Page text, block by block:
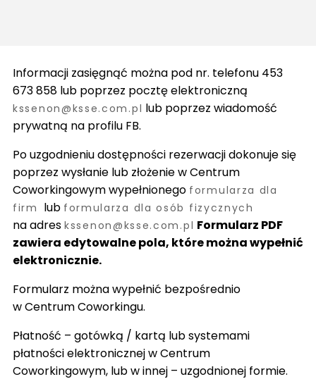
Informacji zasięgnąć można pod nr. telefonu 453
673 858 lub poprzez pocztę elektroniczną
kssenon@ksse.com.pl lub poprzez wiadomość
prywatną na profilu FB.
Po uzgodnieniu dostępności rezerwacji dokonuje się
poprzez wysłanie lub złożenie w Centrum
Coworkingowym wypełnionego formularza dla
firm lub formularza dla osób fizycznych
na adres kssenon@ksse.com.pl Formularz PDF
zawiera edytowalne pola, które można wypełnić
elektronicznie.
Formularz można wypełnić bezpośrednio
w Centrum Coworkingu.
Płatność – gotówką / kartą lub systemami
płatności elektronicznej w Centrum
Coworkingowym, lub w innej – uzgodnionej formie.